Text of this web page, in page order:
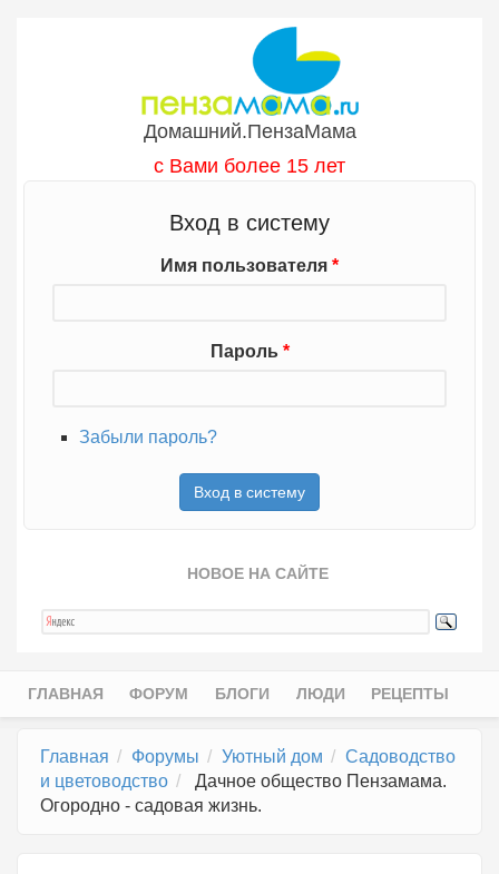
Домашний.ПензаМама
с Вами более 15 лет
Вход в систему
Имя пользователя *
Пароль *
Забыли пароль?
НОВОЕ НА САЙТЕ
Главное меню
ГЛАВНАЯ ФОРУМ БЛОГИ ЛЮДИ РЕЦЕПТЫ
Главная Форумы Уютный дом
Садоводство
и цветоводство
Дачное общество Пензамама.
Огородно - садовая жизнь.